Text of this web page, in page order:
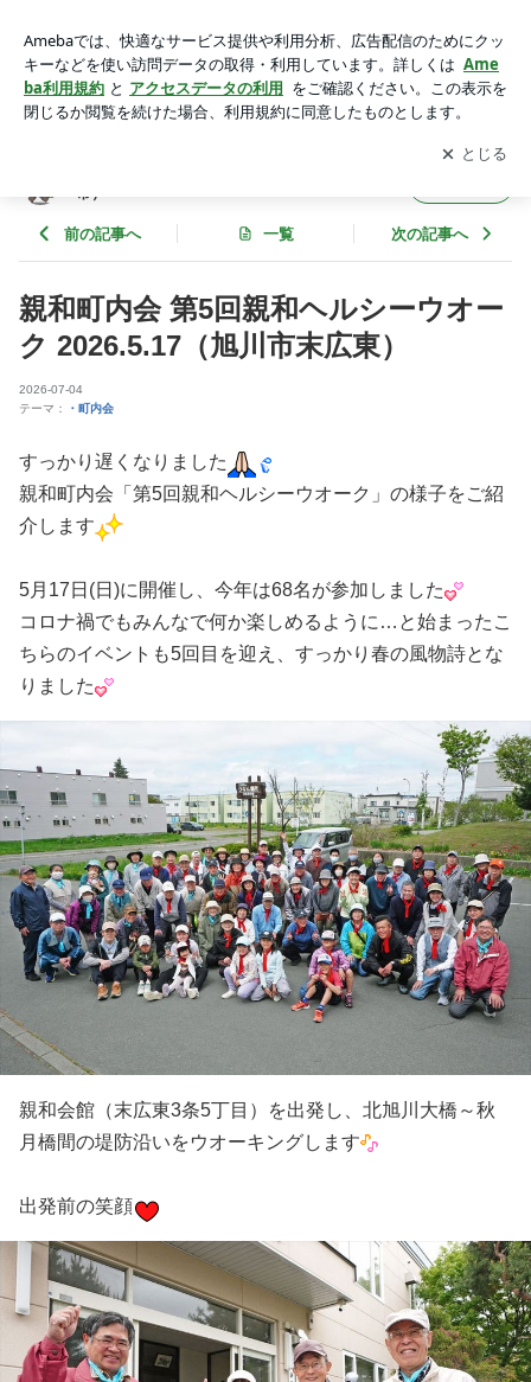
広東） | おらが街のブログ＊高橋新聞店（北海道 旭川市）
アプリをダウンロードして ブログの更新通知
を受け取りまし
ょう。
開く
市）
前の記事へ 一覧 次の記事へ
親和町内会 第5回親和ヘルシーウオー
ク 2026.5.17（旭川市末広東）
2026-07-04
テーマ：
・町内会
すっかり遅くなりました
親和町内会「第5回親和ヘルシーウオーク」の様子をご紹
介します
5月17日(日)に開催し、今年は68名が参加しました
コロナ禍でもみんなで何か楽しめるように…と始まったこ
ちらのイベントも5回目を迎え、すっかり春の風物詩とな
りました
親和会館（末広東3条5丁目）を出発し、北旭川大橋～秋
月橋間の堤防沿いをウオーキングします
出発前の笑顔